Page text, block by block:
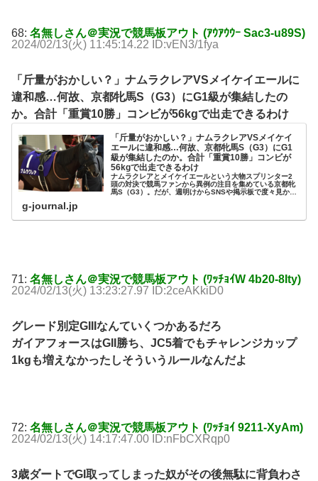
68: 名無しさん＠実況で競馬板アウト (ｱｳｱｳｳｰ Sac3-u89S)
2024/02/13(火) 11:45:14.22 ID:vEN3/1fya
「斤量がおかしい？」ナムラクレアVSメイケイエールに
違和感…何故、京都牝馬S（G3）にG1級が集結したの
か。合計「重賞10勝」コンビが56kgで出走できるわけ
「斤量がおかしい？」ナムラクレアVSメイケイ
エールに違和感…何故、京都牝馬S（G3）にG1
級が集結したのか。合計「重賞10勝」コンビが
56kgで出走できるわけ
ナムラクレアとメイケイエールという大物スプリンター2
頭の対決で競馬ファンから異例の注目を集めている京都牝
馬S（G3）。だが、週明けからSNSや掲示板で度々見かけ
g-journal.jp
71: 名無しさん＠実況で競馬板アウト (ﾜｯﾁｮｲW 4b20-8Ity)
2024/02/13(火) 13:23:27.97 ID:2ceAKkiD0
グレード別定GIIIなんていくつかあるだろ
ガイアフォースはGII勝ち、JC5着でもチャレンジカップ
1kgも増えなかったしそういうルールなんだよ
72: 名無しさん＠実況で競馬板アウト (ﾜｯﾁｮｲ 9211-XyAm)
2024/02/13(火) 14:17:47.00 ID:nFbCXRqp0
3歳ダートでGI取ってしまった奴がその後無駄に背負わさ